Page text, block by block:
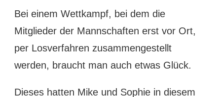
Bei einem Wettkampf, bei dem die
Mitglieder der Mannschaften erst vor Ort,
per Losverfahren zusammengestellt
werden, braucht man auch etwas Glück.
Dieses hatten Mike und Sophie in diesem